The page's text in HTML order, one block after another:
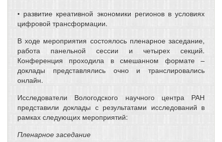
• развитие креативной экономики регионов в условиях
цифровой трансформации.
В ходе мероприятия состоялось пленарное заседание,
работа панельной сессии и четырех секций.
Конференция проходила в смешанном формате –
доклады представлялись очно и транслировались
онлайн.
Исследователи Вологодского научного центра РАН
представили доклады с результатами исследований в
рамках следующих мероприятий:
Пленарное заседание